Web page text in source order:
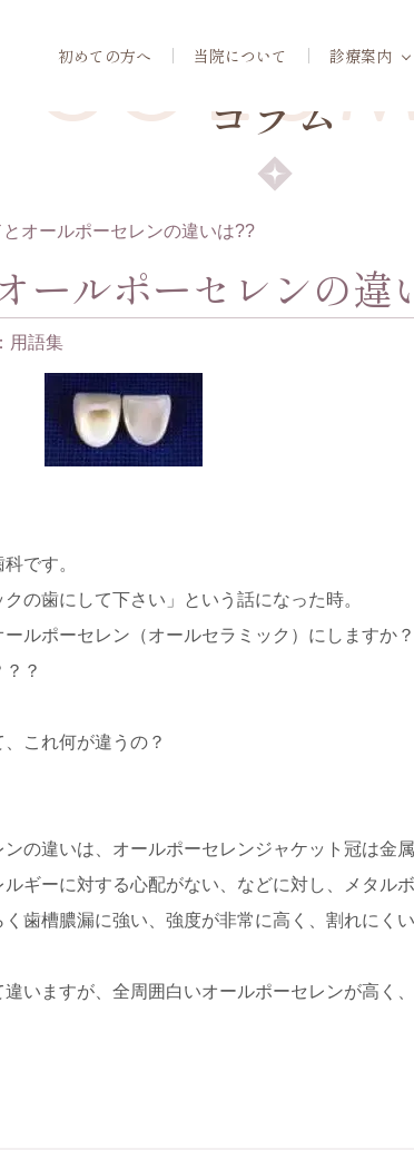
初めての方へ 当院について 診療案内
コラム
とオールポーセレンの違いは??
ールポーセレンの違
用語集
です。
の歯にして下さい」という話になった時。
ルポーセレン（オールセラミック）にしますか？
？
これ何が違うの？
の違いは、オールポーセレンジャケット冠は金
ギーに対する心配がない、などに対し、メタル
歯槽膿漏に強い、強度が非常に高く、割れにく
いますが、全周囲白いオールポーセレンが高く